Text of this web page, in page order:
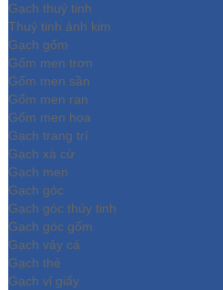
Gạch thuỷ tinh
Thuỷ tinh ánh kim
Gạch gốm
Gốm men trơn
Gốm men sần
Gốm men rạn
Gốm men hoa
Gạch trang trí
Gạch xà cừ
Gạch men
Gạch góc
Gạch góc thủy tinh
Gạch góc gốm
Gạch vảy cá
Gạch thẻ
Gạch vỉ giấy